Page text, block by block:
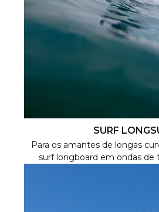
SURF
Para os amantes de longas
surf longboard em ondas de